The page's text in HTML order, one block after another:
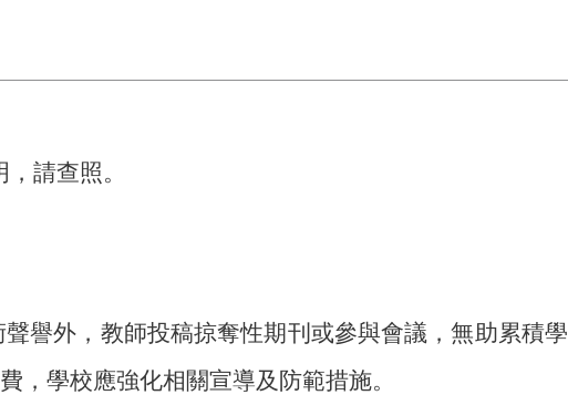
請查照。
譽外，教師投稿掠奪性期刊或參與會議，無助累積學
，學校應強化相關宣導及防範措施。